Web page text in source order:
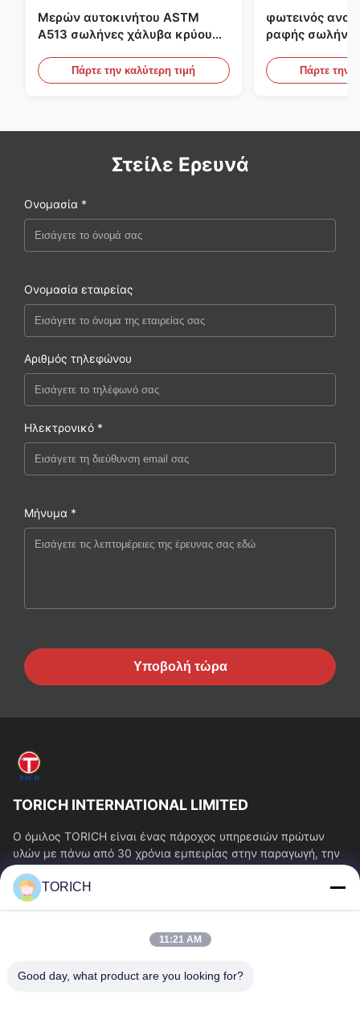
Μερών αυτοκινήτου ASTM
A513 σωλήνες χάλυβα κρύου
την παραγωγή DOM
Πάρτε την καλύτερη τιμή
φωτεινός
ραφής
υδραυλικά
Πάρτε την
Στείλε Ερευνά
Ονομασία *
Ονομασία εταιρείας
Αριθμός τηλεφώνου
Ηλεκτρονικό *
Μήνυμα *
Υποβολή τώρα
TORICH INTERNATIONAL LIMITED
Ο όμιλος TORICH είναι ένας πάροχος υπηρεσιών πρώτων
υλών με πάνω από 30 χρόνια εμπειρίας στην παραγωγή, την
έρευνα και ανάπτυξη, το εμπόριο, την...
Γρήγοροι Σύνδεσμοι
Σχετικά Με Εμάς
Γύρος Εργοστασίων
Ποιοτικός Έλεγχος
TORICH
11:21 AM
Good day, what product are you looking for?